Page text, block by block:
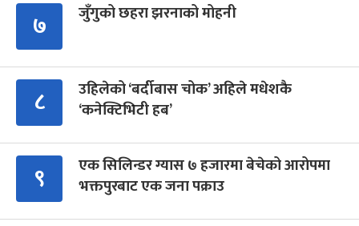
७ जुँगुको छहरा झरनाको मोहनी
८
उहिलेको ‘बर्दीबास चोक’ अहिले मधेशकै
‘कनेक्टिभिटी हब’
९
एक सिलिन्डर ग्यास ७ हजारमा बेचेको आरोपमा
भक्तपुरबाट एक जना पक्राउ